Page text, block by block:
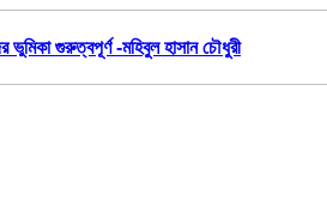
ভুমিকা গুরুত্বপূর্ণ -মহিবুল হাসান চৌধুরী